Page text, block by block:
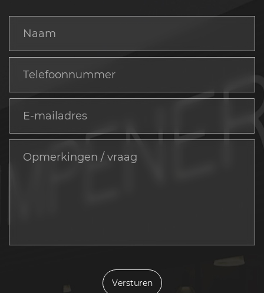
Versturen